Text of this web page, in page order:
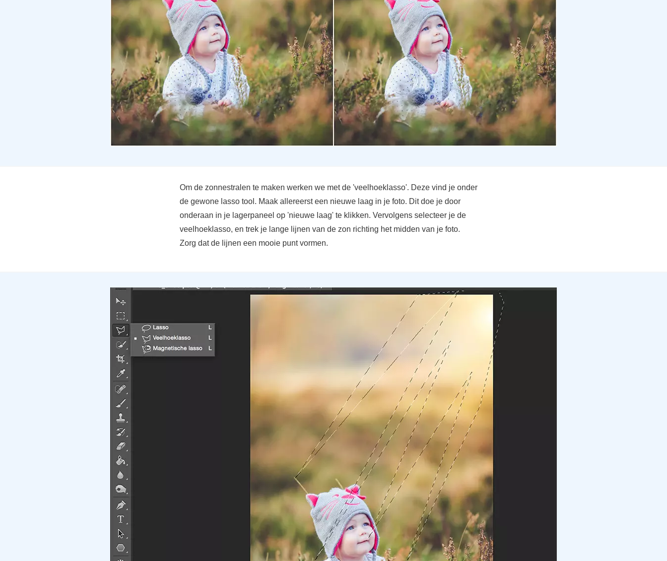
Om de zonnestralen te maken werken we met de 'veelhoeklasso'. Deze vind je onder
de gewone lasso tool. Maak allereerst een nieuwe laag in je foto. Dit doe je door
onderaan in je lagerpaneel op 'nieuwe laag' te klikken. Vervolgens selecteer je de
veelhoeklasso, en trek je lange lijnen van de zon richting het midden van je foto.
Zorg dat de lijnen een mooie punt vormen.